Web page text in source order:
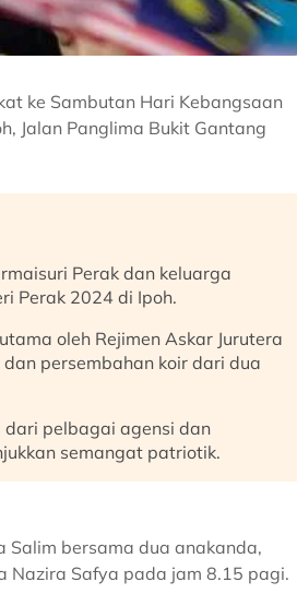
ke Sambutan Hari Kebangsaan
Jalan Panglima Bukit Gantang
Perak dan keluarga
Perak 2024 di Ipoh.
oleh Rejimen Askar Jurutera
persembahan koir dari dua
pelbagai agensi dan
semangat patriotik.
Salim bersama dua anakanda,
Nazira Safya pada jam 8.15 pagi.